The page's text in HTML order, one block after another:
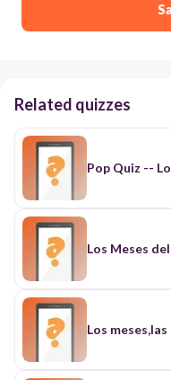
Related quizzes
Pop Quiz --
Los Meses
Los